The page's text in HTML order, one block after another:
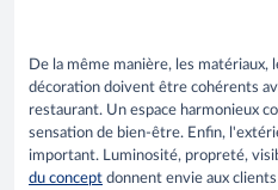
De la même manière, les matériaux,
décoration doivent être cohérents
restaurant. Un espace harmonieux
sensation de bien-être. Enfin,
important. Luminosité, propreté,
du concept donnent envie aux